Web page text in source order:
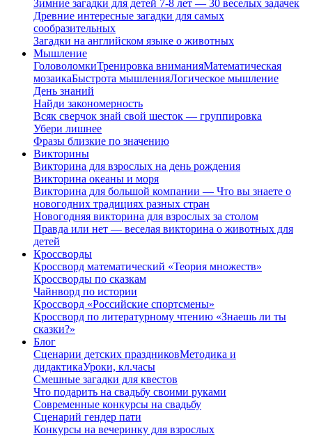
Зимние загадки для детей 7-8 лет — 30 веселых задачек
Древние интересные загадки для самых
сообразительных
Загадки на английском языке о животных
Мышление
ГоловоломкиТренировка вниманияМатематическая
мозаикаБыстрота мышленияЛогическое мышление
День знаний
Найди закономерность
Всяк сверчок знай свой шесток — группировка
Убери лишнее
Фразы близкие по значению
Викторины
Викторина для взрослых на день рождения
Викторина океаны и моря
Викторина для большой компании — Что вы знаете о
новогодних традициях разных стран
Новогодняя викторина для взрослых за столом
Правда или нет — веселая викторина о животных для
детей
Кроссворды
Кроссворд математический «Теория множеств»
Кроссворды по сказкам
Чайнворд по истории
Кроссворд «Российские спортсмены»
Кроссворд по литературному чтению «Знаешь ли ты
сказки?»
Блог
Сценарии детских праздниковМетодика и
дидактикаУроки, кл.часы
Смешные загадки для квестов
Что подарить на свадьбу своими руками
Современные конкурсы на свадьбу
Сценарий гендер пати
Конкурсы на вечеринку для взрослых